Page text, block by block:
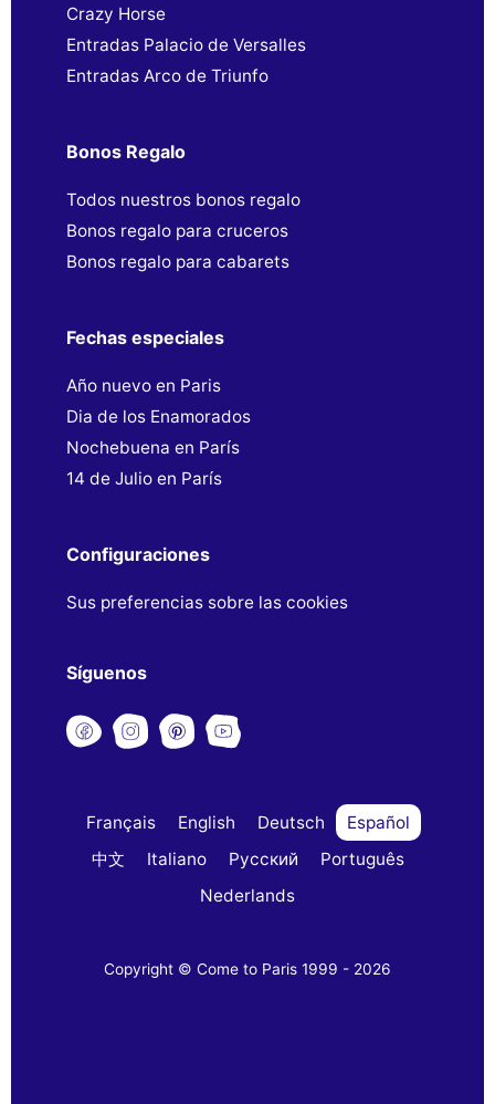
Crazy Horse
Entradas Palacio de Versalles
Entradas Arco de Triunfo
Bonos Regalo
Todos nuestros bonos regalo
Bonos regalo para cruceros
Bonos regalo para cabarets
Fechas especiales
Año nuevo en Paris
Dia de los Enamorados
Nochebuena en París
14 de Julio en París
Configuraciones
Sus preferencias sobre las cookies
Síguenos
Français English Deutsch
Español
中文
Italiano Русский
Português
Nederlands
Copyright © Come to Paris 1999 - 2026